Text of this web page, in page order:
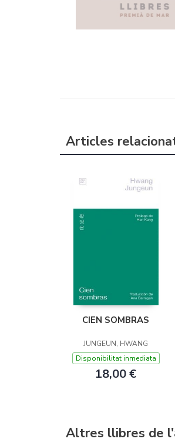
Articles
CIEN SOMBRAS
JUNGEUN, HWANG
Disponibilitat inmediata
18,00 €
Altres llibres de